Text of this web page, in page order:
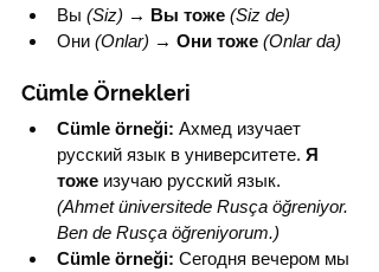
Вы (Siz) → Вы тоже (Siz de)
Они (Onlar) → Они тоже (Onlar da)
Cümle Örnekleri
Cümle örneği: Ахмед изучает
русский язык в университете. Я
тоже изучаю русский язык.
(Ahmet üniversitede Rusça öğreniyor.
Ben de Rusça öğreniyorum.)
Cümle örneği: Сегодня вечером мы